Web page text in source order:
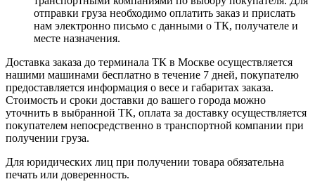
отправки груза необходимо оплатить заказ и прислать
нам электронно письмо с данными о ТК, получателе и
месте назначения.
Доставка заказа до терминала ТК в Москве осуществляется
нашими машинами бесплатно в течение 7 дней, покупателю
предоставляется информация о весе и габаритах заказа.
Стоимость и сроки доставки до вашего города можно
уточнить в выбранной ТК, оплата за доставку осуществляется
покупателем непосредственно в транспортной компании при
получении груза.
Для юридических лиц при получении товара обязательна
печать или доверенность.